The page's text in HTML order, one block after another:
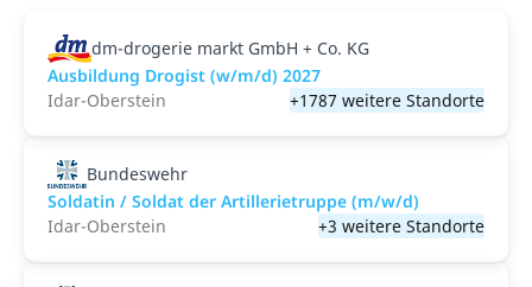
dm-drogerie markt GmbH + Co. KG
Ausbildung Drogist (w/m/d) 2027
Idar-Oberstein
+1787 weitere Standorte
Bundeswehr
Soldatin / Soldat der Artillerietruppe (m/w/d)
Idar-Oberstein
+3 weitere Standorte